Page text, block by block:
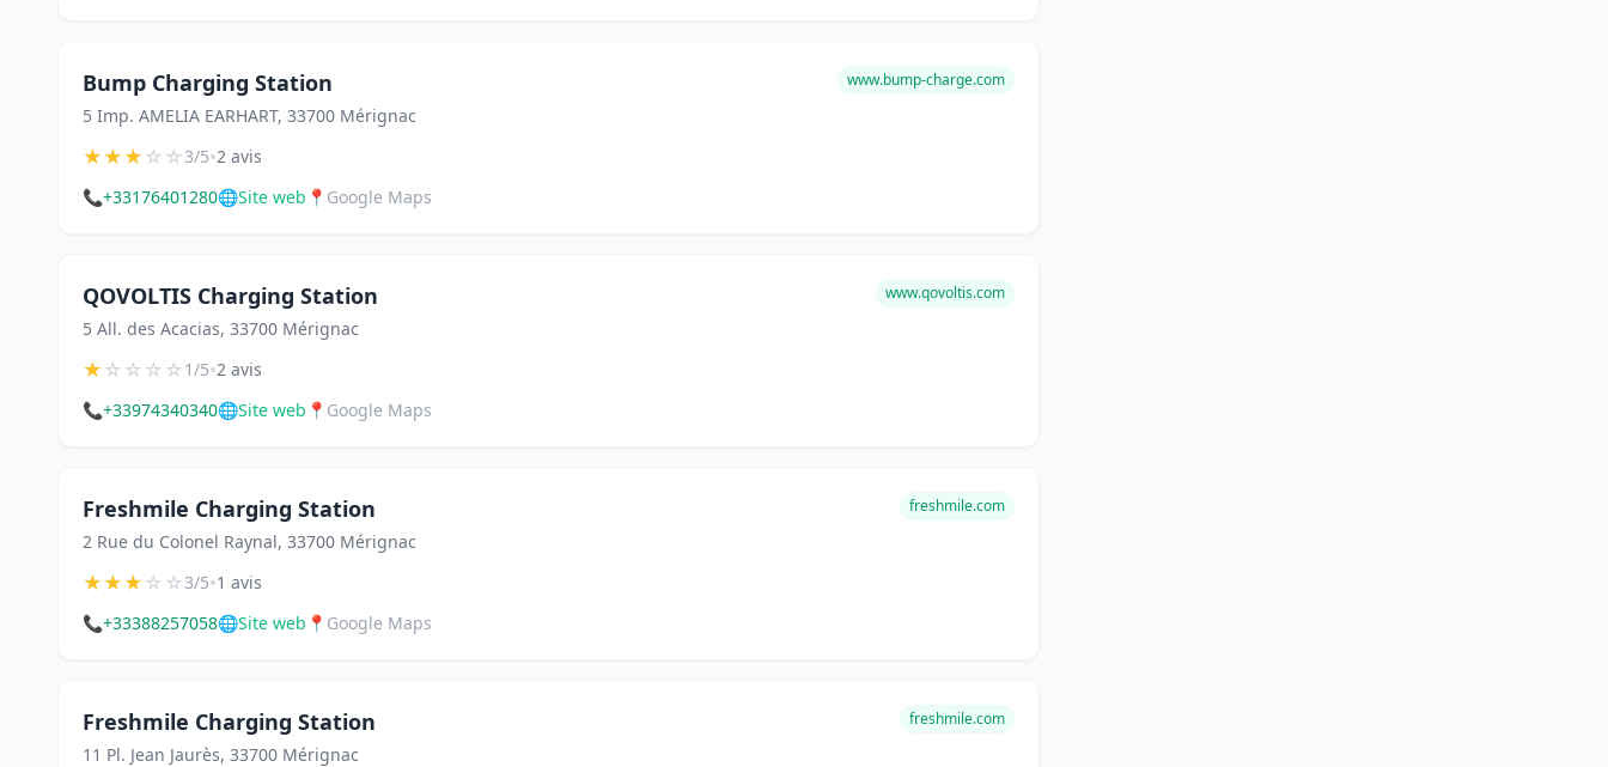
Bump Charging Station
5 Imp. AMELIA EARHART, 33700 Mérignac
www.bump-charge.com
★★★☆☆3/5•2 avis
📞+33176401280🌐Site web 📍 Google Maps
QOVOLTIS Charging Station
5 All. des Acacias, 33700 Mérignac
www.qovoltis.com
★☆☆☆☆1/5•2 avis
📞+33974340340🌐Site web 📍 Google Maps
Freshmile Charging Station
2 Rue du Colonel Raynal, 33700 Mérignac
freshmile.com
★★★☆☆3/5•1 avis
📞+33388257058🌐Site web 📍 Google Maps
Freshmile Charging Station
11 Pl. Jean Jaurès, 33700 Mérignac
freshmile.com